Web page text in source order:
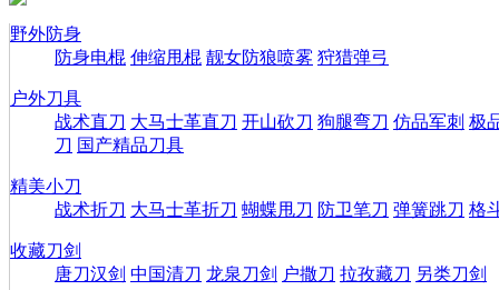
野外防身
防身电棍 伸缩甩棍 靓女防狼喷雾 狩猎弹弓
户外刀具
战术直刀 大马士革直刀 开山砍刀 狗腿弯刀 仿品军刺 极
刀 国产精品刀具
精美小刀
战术折刀 大马士革折刀 蝴蝶甩刀 防卫笔刀 弹簧跳刀 格
收藏刀剑
唐刀汉剑 中国清刀 龙泉刀剑 户撒刀 拉孜藏刀 另类刀剑